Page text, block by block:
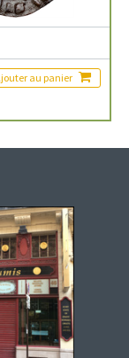
au panier